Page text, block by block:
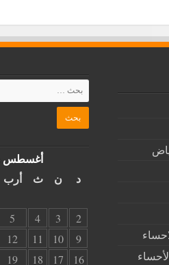
أغسطس 2026
د
ن ث أرب
2
3
4
5
9
10
11
12
16
17
18
19